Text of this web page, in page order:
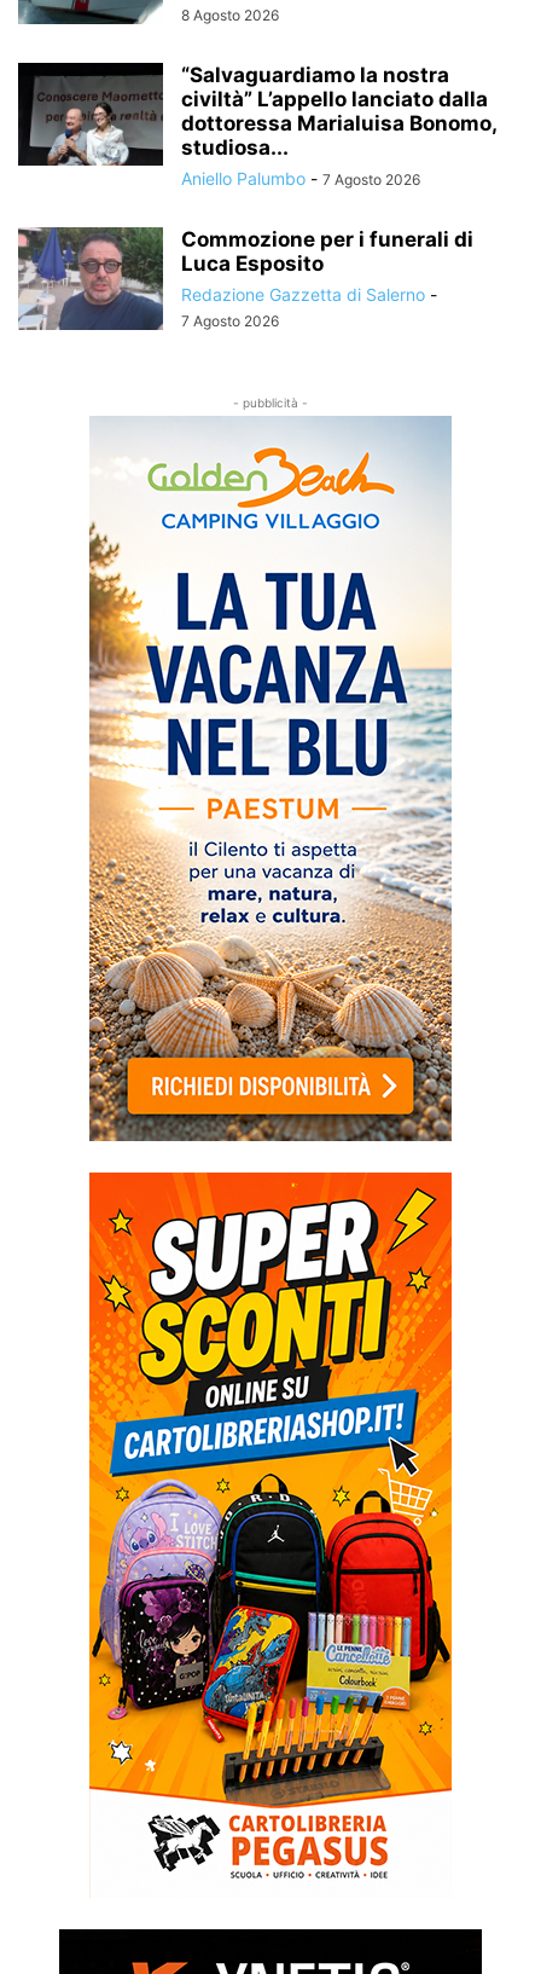
8 Agosto 2026
“Salvaguardiamo la nostra
civiltà” L’appello lanciato dalla
dottoressa Marialuisa Bonomo,
studiosa...
Aniello Palumbo - 7 Agosto 2026
Commozione per i funerali di
Luca Esposito
Redazione Gazzetta di Salerno -
7 Agosto 2026
- pubblicità -